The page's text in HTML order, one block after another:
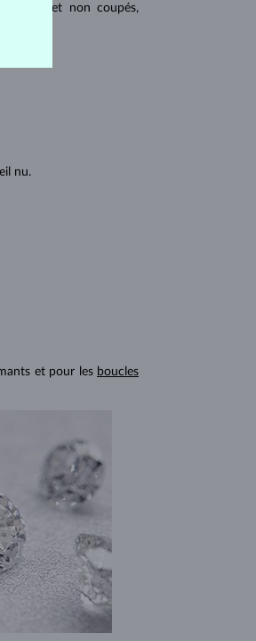
pointus et non coupés,
nu.
et pour les boucles